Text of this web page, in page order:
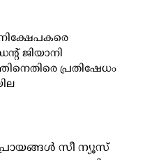
ജിയാനി
പ്രതിഷേധം
സീ ന്യൂസ്